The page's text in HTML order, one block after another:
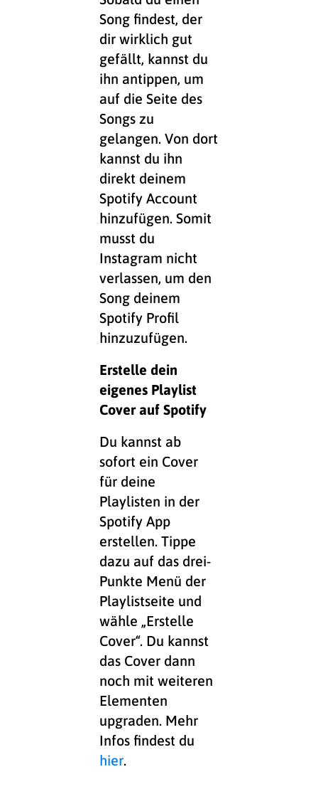
Song findest, der
dir wirklich gut
gefällt, kannst du
ihn antippen, um
auf die Seite des
Songs zu
gelangen. Von dort
kannst du ihn
direkt deinem
Spotify Account
hinzufügen. Somit
musst du
Instagram nicht
verlassen, um den
Song deinem
Spotify Profil
hinzuzufügen.
Erstelle dein
eigenes Playlist
Cover auf Spotify
Du kannst ab
sofort ein Cover
für deine
Playlisten in der
Spotify App
erstellen. Tippe
dazu auf das drei-
Punkte Menü der
Playlistseite und
wähle „Erstelle
Cover“. Du kannst
das Cover dann
noch mit weiteren
Elementen
upgraden. Mehr
Infos findest du
hier.